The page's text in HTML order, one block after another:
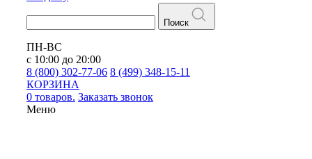
Поиск
ПН-ВС
с 10:00 до 20:00
8 (800) 302-77-06 8 (499) 348-15-11
КОРЗИНА
0 товаров. Заказать звонок
Меню